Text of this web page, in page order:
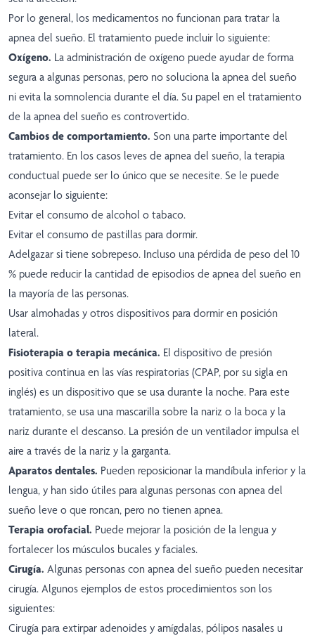
Por lo general, los medicamentos no funcionan para tratar la
apnea del sueño. El tratamiento puede incluir lo siguiente:
Oxígeno. La administración de oxígeno puede ayudar de forma
segura a algunas personas, pero no soluciona la apnea del sueño
ni evita la somnolencia durante el día. Su papel en el tratamiento
de la apnea del sueño es controvertido.
Cambios de comportamiento. Son una parte importante del
tratamiento. En los casos leves de apnea del sueño, la terapia
conductual puede ser lo único que se necesite. Se le puede
aconsejar lo siguiente:
Evitar el consumo de alcohol o tabaco.
Evitar el consumo de pastillas para dormir.
Adelgazar si tiene sobrepeso. Incluso una pérdida de peso del 10
% puede reducir la cantidad de episodios de apnea del sueño en
la mayoría de las personas.
Usar almohadas y otros dispositivos para dormir en posición
lateral.
Fisioterapia o terapia mecánica. El dispositivo de presión
positiva continua en las vías respiratorias (CPAP, por su sigla en
inglés) es un dispositivo que se usa durante la noche. Para este
tratamiento, se usa una mascarilla sobre la nariz o la boca y la
nariz durante el descanso. La presión de un ventilador impulsa el
aire a través de la nariz y la garganta.
Aparatos dentales. Pueden reposicionar la mandíbula inferior y la
lengua, y han sido útiles para algunas personas con apnea del
sueño leve o que roncan, pero no tienen apnea.
Terapia orofacial. Puede mejorar la posición de la lengua y
fortalecer los músculos bucales y faciales.
Cirugía. Algunas personas con apnea del sueño pueden necesitar
cirugía. Algunos ejemplos de estos procedimientos son los
siguientes:
Cirugía para extirpar adenoides y amígdalas, pólipos nasales u